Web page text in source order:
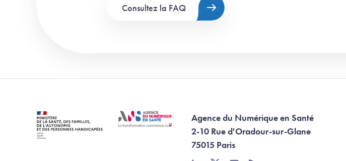
Consultez la FAQ
Agence du Numérique en Santé
2-10 Rue d'Oradour-sur-Glane
75015 Paris